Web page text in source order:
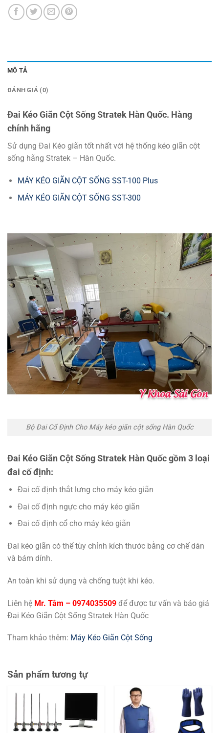
MÔ TẢ
ĐÁNH GIÁ (0)
Đai Kéo Giãn Cột Sống Stratek Hàn Quốc. Hàng
chính hãng
Sử dụng Đai Kéo giãn tốt nhất với hệ thống kéo giãn cột
sống hãng Stratek – Hàn Quốc.
MÁY KÉO GIÃN CỘT SỐNG SST-100 Plus
MÁY KÉO GIÃN CỘT SỐNG SST-300
Bộ Đai Cố Định Cho Máy kéo giãn cột sống Hàn Quốc
Đai Kéo Giãn Cột Sống Stratek Hàn Quốc gồm 3 loại
đai cố định:
Đai cố định thắt lưng cho máy kéo giãn
Đai cố định ngực cho máy kéo giãn
Đai cố định cổ cho máy kéo giãn
Đai kéo giãn có thể tùy chỉnh kích thước bằng cơ chế dán
và bám dính.
An toàn khi sử dụng và chống tuột khi kéo.
Liên hệ Mr. Tâm – 0974035509 để được tư vấn và báo giá
Đai Kéo Giãn Cột Sống Stratek Hàn Quốc
Tham khảo thêm: Máy Kéo Giãn Cột Sống
Sản phẩm tương tự